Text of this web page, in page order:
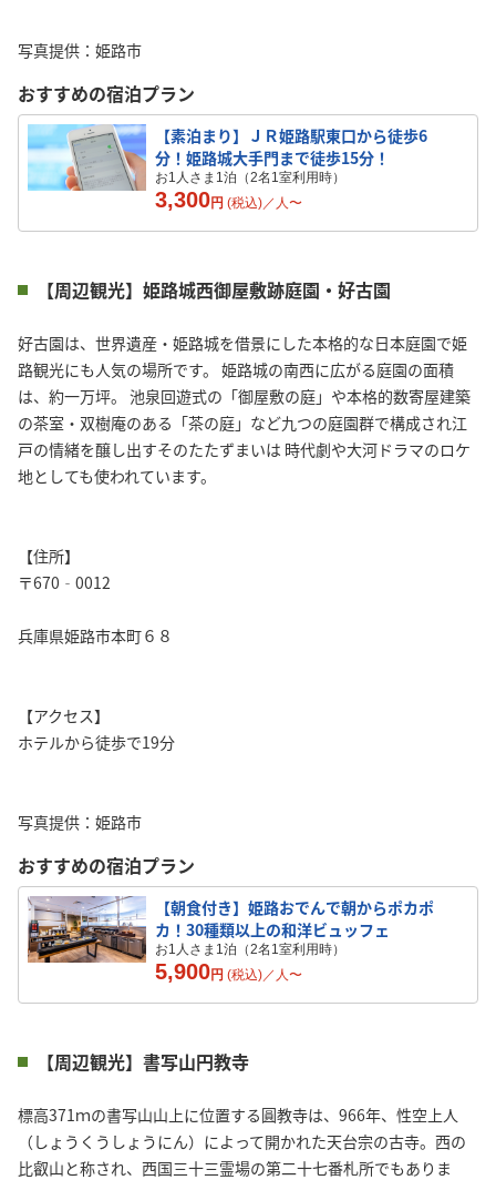
写真提供：姫路市
おすすめの宿泊プラン
【素泊まり】ＪＲ姫路駅東口から徒歩6
分！姫路城大手門まで徒歩15分！
お1人さま1泊（2名1室利用時）
3,300円 (税込)／ 人〜
【周辺観光】姫路城西御屋敷跡庭園・好古園
好古園は、世界遺産・姫路城を借景にした本格的な日本庭園で姫
路観光にも人気の場所です。 姫路城の南西に広がる庭園の面積
は、約一万坪。 池泉回遊式の「御屋敷の庭」や本格的数寄屋建築
の茶室・双樹庵のある「茶の庭」など九つの庭園群で構成され江
戸の情緒を醸し出すそのたたずまいは 時代劇や大河ドラマのロケ
地としても使われています。
【住所】
〒670‐0012
兵庫県姫路市本町６８
【アクセス】
ホテルから徒歩で19分
写真提供：姫路市
おすすめの宿泊プラン
【朝食付き】姫路おでんで朝からポカポ
カ！30種類以上の和洋ビュッフェ
お1人さま1泊（2名1室利用時）
5,900円 (税込)／ 人〜
【周辺観光】書写山円教寺
標高371ｍの書写山山上に位置する圓教寺は、966年、性空上人
（しょうくうしょうにん）によって開かれた天台宗の古寺。西の
比叡山と称され、西国三十三霊場の第二十七番札所でもありま